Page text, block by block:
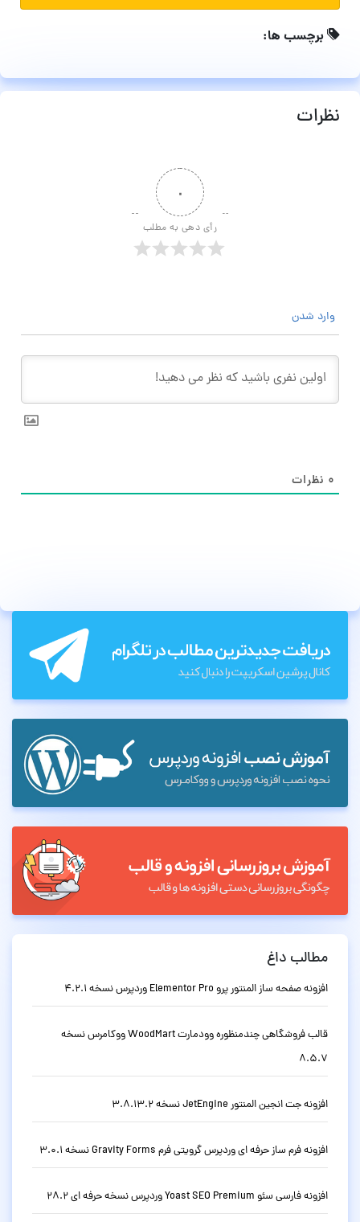
برچسب ها:
نظرات
۰
رأی دهی به مطلب
وارد شدن
۰ نظرات
مطالب داغ
افزونه صفحه ساز المنتور پرو Elementor Pro وردپرس نسخه 4.2.1
قالب فروشگاهی چندمنظوره وودمارت WoodMart ووکامرس نسخه
8.5.7
افزونه جت انجین المنتور JetEngine نسخه 3.8.13.2
افزونه فرم ساز حرفه ای وردپرس گرویتی فرم Gravity Forms نسخه 3.0.1
افزونه فارسی سئو Yoast SEO Premium وردپرس نسخه حرفه ای 28.2